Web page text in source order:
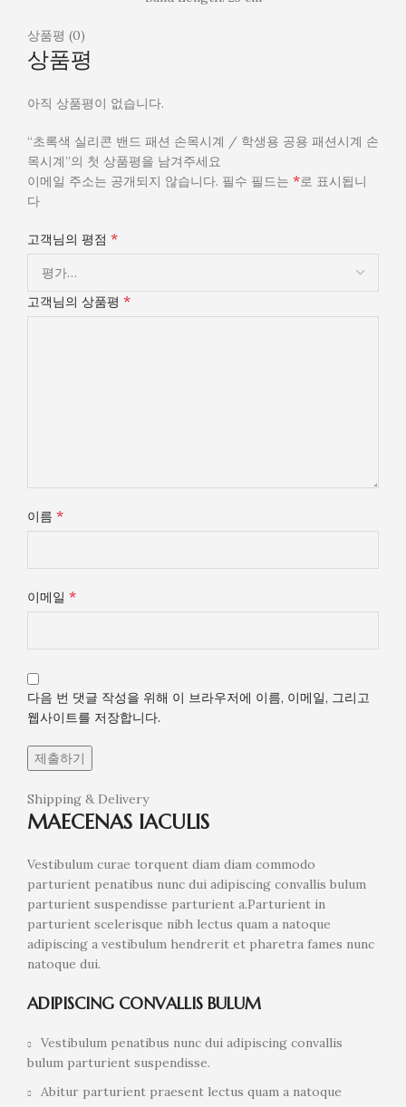
상품평 (0)
상품평
아직 상품평이 없습니다.
“초록색 실리콘 밴드 패션 손목시계 / 학생용 공용 패션시계 손
목시계”의 첫 상품평을 남겨주세요
이메일 주소는 공개되지 않습니다. 필수 필드는 *로 표시됩니
다
고객님의 평점 *
고객님의 상품평 *
이름 *
이메일 *
다음 번 댓글 작성을 위해 이 브라우저에 이름, 이메일, 그리고
웹사이트를 저장합니다.
Shipping & Delivery
MAECENAS IACULIS
Vestibulum curae torquent diam diam commodo
parturient penatibus nunc dui adipiscing convallis bulum
parturient suspendisse parturient a.Parturient in
parturient scelerisque nibh lectus quam a natoque
adipiscing a vestibulum hendrerit et pharetra fames nunc
natoque dui.
ADIPISCING CONVALLIS BULUM
Vestibulum penatibus nunc dui adipiscing convallis
bulum parturient suspendisse.
Abitur parturient praesent lectus quam a natoque